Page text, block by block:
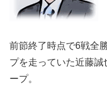
前節終了時点で6戦全
プを走っていた近藤
ープ。